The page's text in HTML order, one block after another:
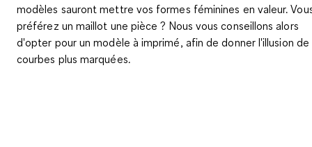
modèles sauront mettre vos formes féminines en valeur.
préférez un maillot une pièce ? Nous vous conseillons alors
d'opter pour un modèle à imprimé, afin de donner l'illusion de
courbes plus marquées.